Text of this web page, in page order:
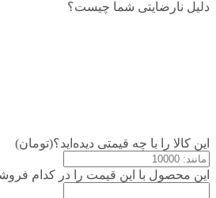
دلیل نارضایتی شما چیست؟
این کالا را با چه قیمتی دیده‌اید؟(تومان)
این محصول با این قیمت را در کدام